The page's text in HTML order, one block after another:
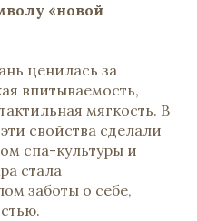
«новой
ценилась за
впитываемость,
мягкость. В
свойства сделали
спа-культуры и
стала
заботы о себе,